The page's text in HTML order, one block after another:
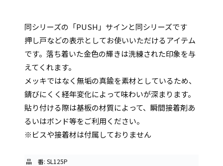
同シリーズの「PUSH」サインと同シリーズです
押し戸などの表示としてお使いいただけるアイテム
です。落ち着いた金色の輝きは洗練された印象を与
えてくれます。
メッキではなく無垢の真鍮を素材としているため、
錆びにくく経年変化によって味わいが深まります。
貼り付ける際は基板の材質によって、瞬間接着剤あ
るいはボンド等をご利用ください。
※ビスや接着材は付属しておりません
品 番: SL125P